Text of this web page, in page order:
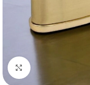
Click to enlarge